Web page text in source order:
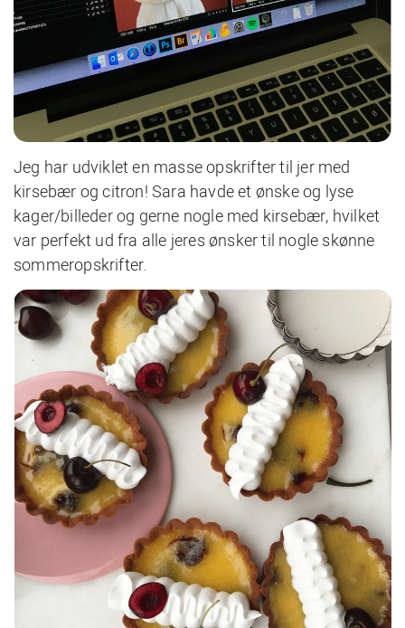
Jeg har udviklet en masse opskrifter til jer med
kirsebær og citron! Sara havde et ønske og lyse
kager/billeder og gerne nogle med kirsebær, hvilket
var perfekt ud fra alle jeres ønsker til nogle skønne
sommeropskrifter.